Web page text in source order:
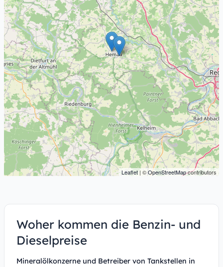
Leaflet | ©OpenStreetMapcontributors
Woher kommen die Benzin- und
Dieselpreise
Mineralölkonzerne und Betreiber von Tankstellen in